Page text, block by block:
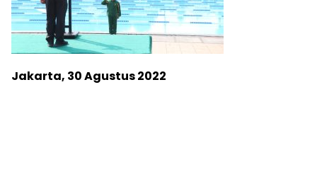
Jakarta, 30 Agustus 2022